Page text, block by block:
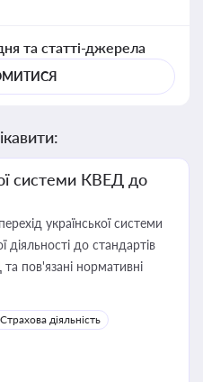
та статті-джерела
системи КВЕД до
української системи
діяльності до стандартів
пов'язані нормативні
Страхова діяльність